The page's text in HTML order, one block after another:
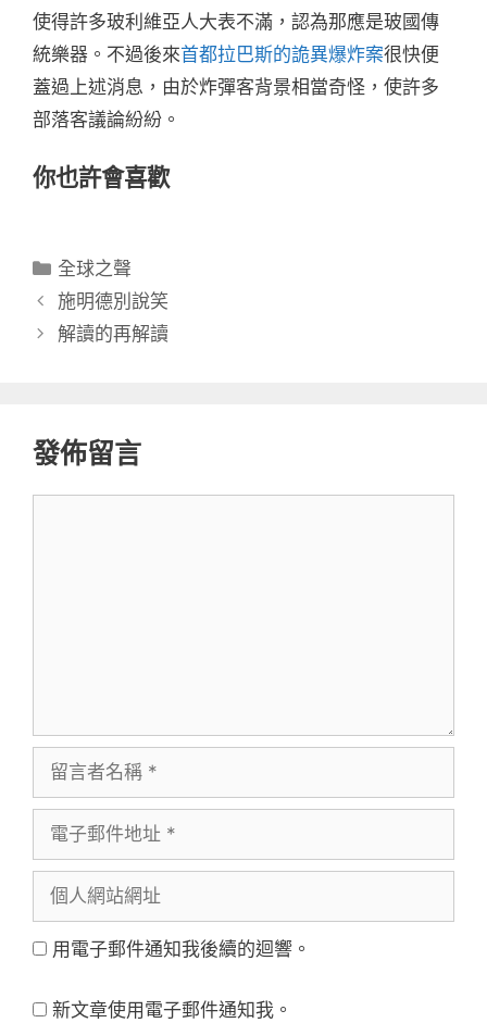
使得許多玻利維亞人大表不滿，認為那應是玻國傳
統樂器。不過後來首都拉巴斯的詭異爆炸案很快便
蓋過上述消息，由於炸彈客背景相當奇怪，使許多
部落客議論紛紛。
你也許會喜歡
分
類
全球之聲
施明德別說笑
解讀的再解讀
發佈留言
言
名
子
件
地
人
網
網
用電子郵件通知我後續的迴響。
新文章使用電子郵件通知我。